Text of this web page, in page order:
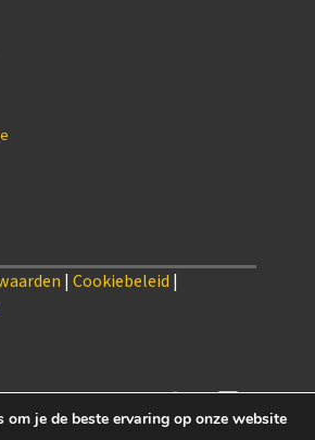
| Cookiebeleid |
je de beste ervaring op onze website